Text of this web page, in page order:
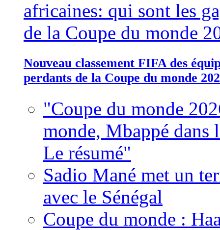
Nouveau classement FIFA des
perdants de la Coupe du monde
"Coupe du monde
monde, Mbappé dans
Le résumé"
Sadio Mané met un
avec le Sénégal
Coupe du monde :